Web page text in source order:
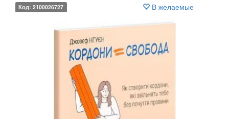
Код: 2100026727 В желаемые